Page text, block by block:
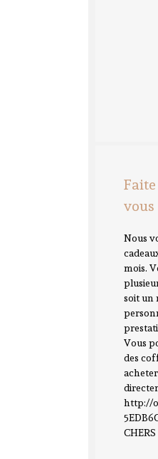
vous
Nous
mois.
soit un
Vous
des
http://
CHERS